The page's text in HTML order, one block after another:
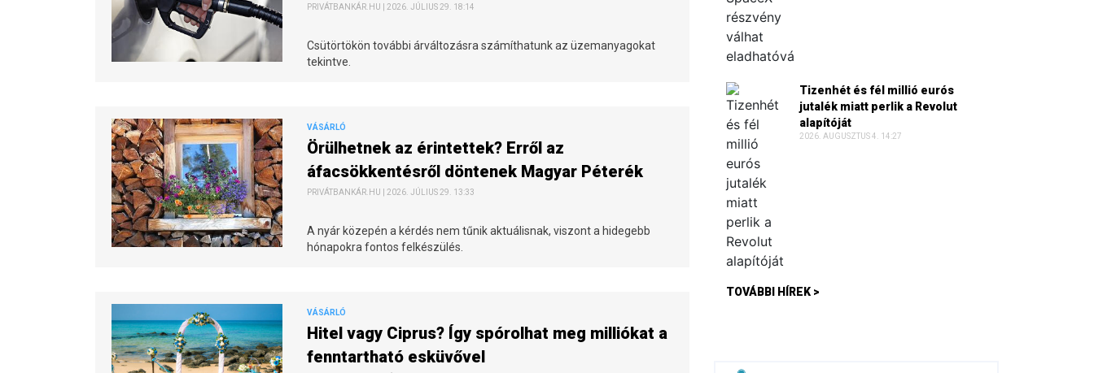
PRIVÁTBANKÁR.HU | 2026. JÚLIUS 29. 18:14
Csütörtökön további árváltozásra számíthatunk az üzemanyagokat
tekintve.
VÁSÁRLÓ
Örülhetnek az érintettek? Erről az
áfacsökkentésről döntenek Magyar Péterék
PRIVÁTBANKÁR.HU | 2026. JÚLIUS 29. 13:33
A nyár közepén a kérdés nem tűnik aktuálisnak, viszont a hidegebb
hónapokra fontos felkészülés.
VÁSÁRLÓ
Hitel vagy Ciprus? Így spórolhat meg milliókat a
fenntartható esküvővel
Tizenhét és fél millió eurós
jutalék miatt perlik a Revolut
alapítóját
2026. AUGUSZTUS 4. 14:27
TOVÁBBI HÍREK >